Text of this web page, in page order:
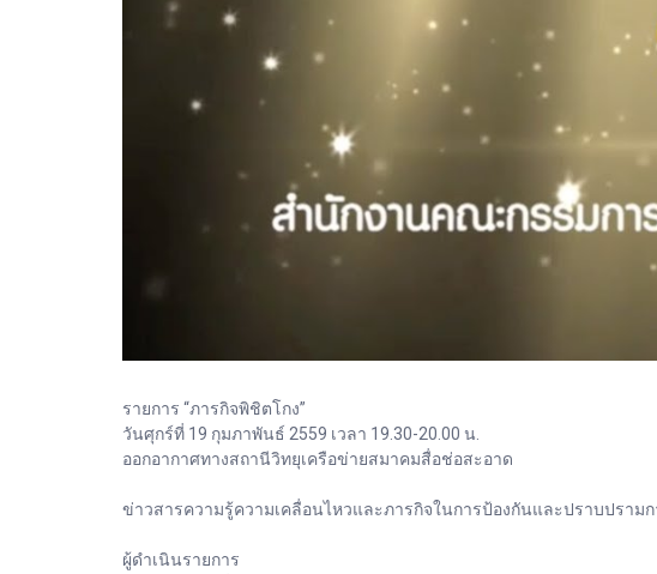
รายการ “ภารกิจพิชิตโกง”
วันศุกร์ที่ 19 กุมภาพันธ์ 2559 เวลา 19.30-20.00 น.
ออกอากาศทางสถานีวิทยุเครือข่ายสมาคมสื่อช่อสะอาด
ข่าวสารความรู้ความเคลื่อนไหวและภารกิจในการป้องกันและปราบปราม
ผู้ดำเนินรายการ